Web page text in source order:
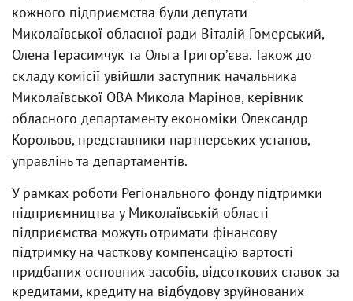
кожного підприємства були депутати
Миколаївської обласної ради Віталій Гомерський,
Олена Герасимчук та Ольга Григорʼєва. Також до
складу комісії увійшли заступник начальника
Миколаївської ОВА Микола Марінов, керівник
обласного департаменту економіки Олександр
Корольов, представники партнерських установ,
управлінь та департаментів.
У рамках роботи Регіонального фонду підтримки
підприємництва у Миколаївській області
підприємства можуть отримати фінансову
підтримку на часткову компенсацію вартості
придбаних основних засобів, відсоткових ставок за
кредитами, кредиту на відбудову зруйнованих